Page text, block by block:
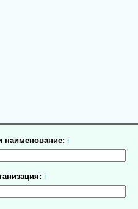
наименование: ℹ
ℹ